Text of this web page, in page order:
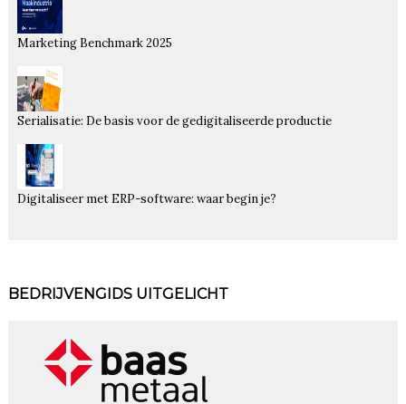
Marketing Benchmark 2025
Serialisatie: De basis voor de gedigitaliseerde productie
Digitaliseer met ERP-software: waar begin je?
BEDRIJVENGIDS UITGELICHT